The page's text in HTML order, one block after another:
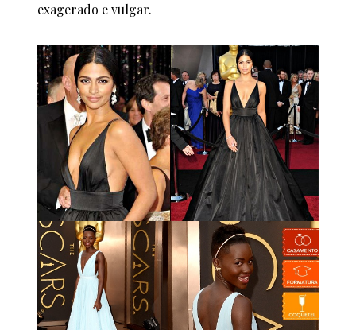
exagerado e vulgar.